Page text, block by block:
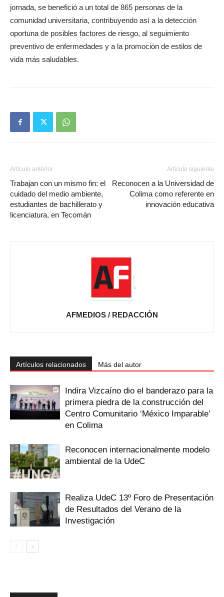
jornada, se benefició a un total de 865 personas de la
comunidad universitaria, contribuyendo así a la detección
oportuna de posibles factores de riesgo, al seguimiento
preventivo de enfermedades y a la promoción de estilos de
vida más saludables.
Artículo anterior
Trabajan con un mismo fin: el
cuidado del medio ambiente,
estudiantes de bachillerato y
licenciatura, en Tecomán
Artículo siguiente
Reconocen a la Universidad de
Colima como referente en
innovación educativa
AFMEDIOS / REDACCIÓN
Artículos relacionados Más del autor
Indira Vizcaíno dio el banderazo para la
primera piedra de la construcción del
Centro Comunitario ‘México Imparable’
en Colima
Reconocen internacionalmente modelo
ambiental de la UdeC
Realiza UdeC 13º Foro de Presentación
de Resultados del Verano de la
Investigación